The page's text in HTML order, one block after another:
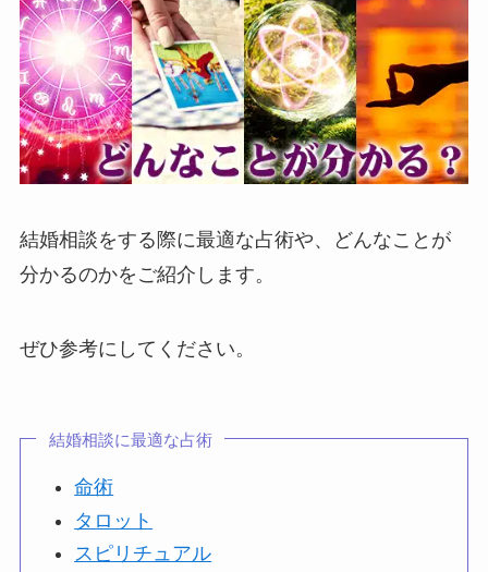
結婚相談をする際に最適な占術や、どんなことが
分かるのかをご紹介します。
ぜひ参考にしてください。
結婚相談に最適な占術
命術
タロット
スピリチュアル